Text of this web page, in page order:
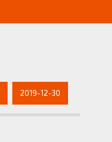
2019-12-30